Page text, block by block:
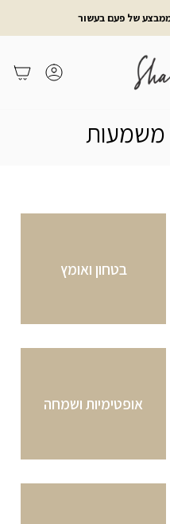
משתמש
משמעות
בטחון ואומץ
אופטימיות ושמחה